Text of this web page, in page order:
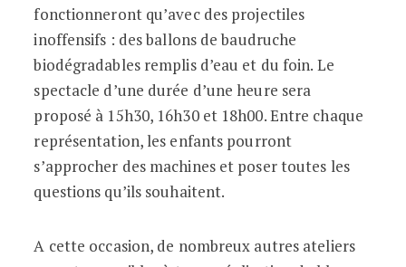
fonctionneront qu’avec des projectiles
inoffensifs : des ballons de baudruche
biodégradables remplis d’eau et du foin. Le
spectacle d’une durée d’une heure sera
proposé à 15h30, 16h30 et 18h00. Entre chaque
représentation, les enfants pourront
s’approcher des machines et poser toutes les
questions qu’ils souhaitent.
A cette occasion, de nombreux autres ateliers